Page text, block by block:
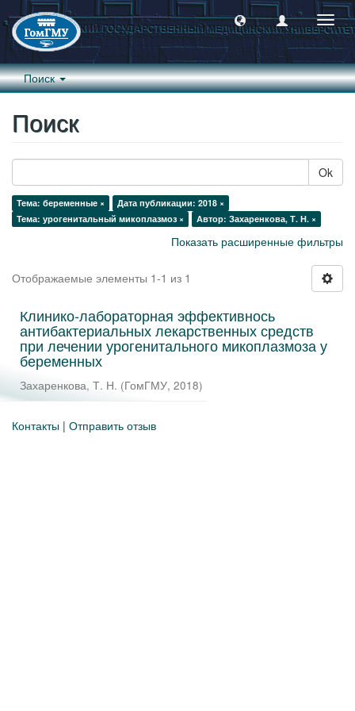
Поиск
Поиск
Ok
Тема: беременные ×
Дата публикации: 2018 ×
Тема: урогенитальный микоплазмоз ×
Автор: Захаренкова, Т. Н. ×
Показать расширенные фильтры
Отображаемые элементы 1-1 из 1
Клинико-лабораторная эффективнось
антибактериальных лекарственных средств
при лечении урогенитального микоплазмоза у
беременных
Захаренкова, Т. Н. (ГомГМУ, 2018)
Контакты | Отправить отзыв